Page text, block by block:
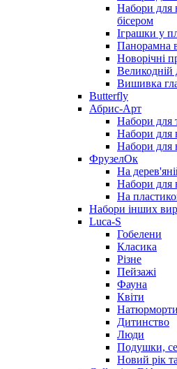
Набори для
бісером
Іграшки у
Панорамна
Новорічні
Великодній
Вишивка
Butterfly
Абрис-Арт
Набори для
Набори для
Набори для
ФрузелОк
На
Набори для
На
Набори інших
Luca-S
Гобелени
Класика
Різне
Пейзажі
Фауна
Квіти
Натюрморти
Дитинство
Люди
Подушки,
Новий рік